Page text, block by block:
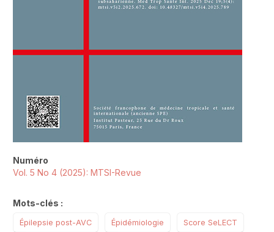
Numéro
Vol. 5 No 4 (2025): MTSI-Revue
Mots-clés :
Épilepsie post-AVC Épidémiologie Score SeLECT